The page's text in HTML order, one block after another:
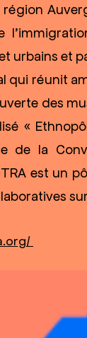
urbains et
qui réunit
des
«
de la
est un